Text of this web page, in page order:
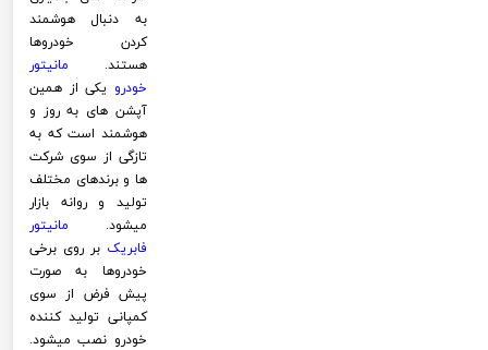
به دنبال هوشمند
کردن خودروها
هستند. مانیتور
خودرو یکی از همین
آپشن های به روز و
هوشمند است که به
تازگی از سوی شرکت
ها و برندهای مختلف
تولید و روانه بازار
میشود. مانیتور
فابریک بر روی برخی
خودروها به صورت
پیش فرض از سوی
کمپانی تولید کننده
خودرو نصب میشود.